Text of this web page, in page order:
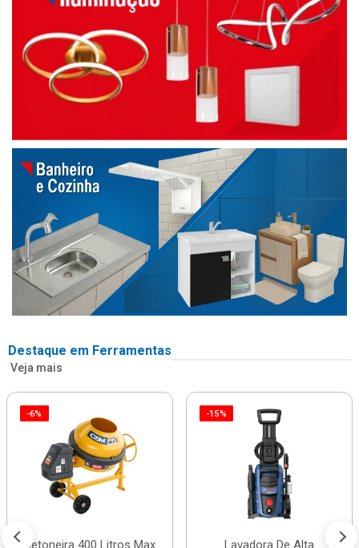
Destaque em Ferramentas
Veja mais
-6%
Betoneira 400 Litros Max
-15%
Lavadora De Alta